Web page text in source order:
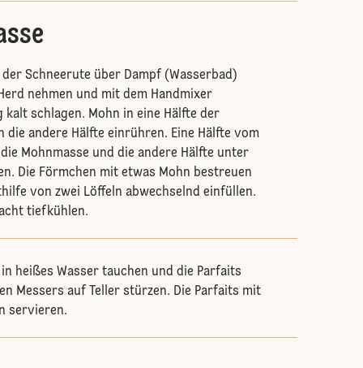
Schneerute über Dampf (Wasserbad)
nehmen und mit dem Handmixer
kalt schlagen. Mohn in eine Hälfte der
die andere Hälfte einrühren. Eine Hälfte vom
Mohnmasse und die andere Hälfte unter
Die Förmchen mit etwas Mohn bestreuen
von zwei Löffeln abwechselnd einfüllen.
tiefkühlen.
heißes Wasser tauchen und die Parfaits
Messers auf Teller stürzen. Die Parfaits mit
servieren.